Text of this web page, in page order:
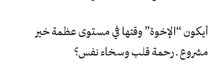
أيكون‮ “‬الإخوة‮” ‬وقتها‮ ‬في‮ ‬مستوى‮ ‬عظمة‮ ‬خير‮
‬مشروع‮ ‬ـ‮ ‬رحمة‮ ‬قلب‮ ‬وسخاء‮ ‬نفس؟